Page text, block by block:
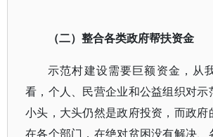
（二）整合各类政府帮扶资金
示范村建设需要巨额资金，从
看，个人、民营企业和公益组织对示
小头，大头仍然是政府投资，而政府
在各个部门，在绝对贫困没有解决、